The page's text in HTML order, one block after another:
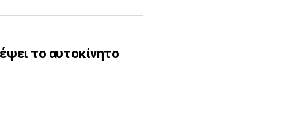
το αυτοκίνητο